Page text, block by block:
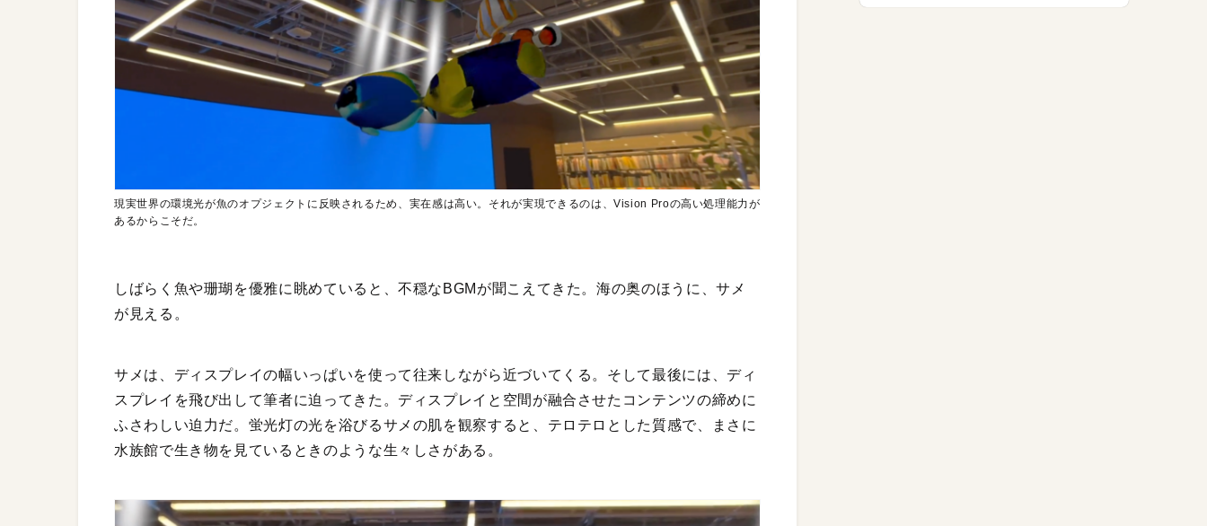
現実世界の環境光が魚のオプジェクトに反映されるため、実在感は高い。それが実現できるのは、Vision Proの高い処理能力が
あるからこそだ。
しばらく魚や珊瑚を優雅に眺めていると、不穏なBGMが聞こえてきた。海の奥のほうに、サメ
が見える。
サメは、ディスプレイの幅いっぱいを使って往来しながら近づいてくる。そして最後には、ディ
スプレイを飛び出して筆者に迫ってきた。ディスプレイと空間が融合させたコンテンツの締めに
ふさわしい迫力だ。蛍光灯の光を浴びるサメの肌を観察すると、テロテロとした質感で、まさに
水族館で生き物を見ているときのような生々しさがある。